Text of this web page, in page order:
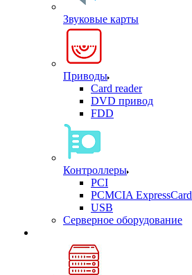
Звуковые карты
Приводы
Card reader
DVD привод
FDD
Контроллеры
PCI
PCMCIA ExpressCard
USB
Cерверное оборудование